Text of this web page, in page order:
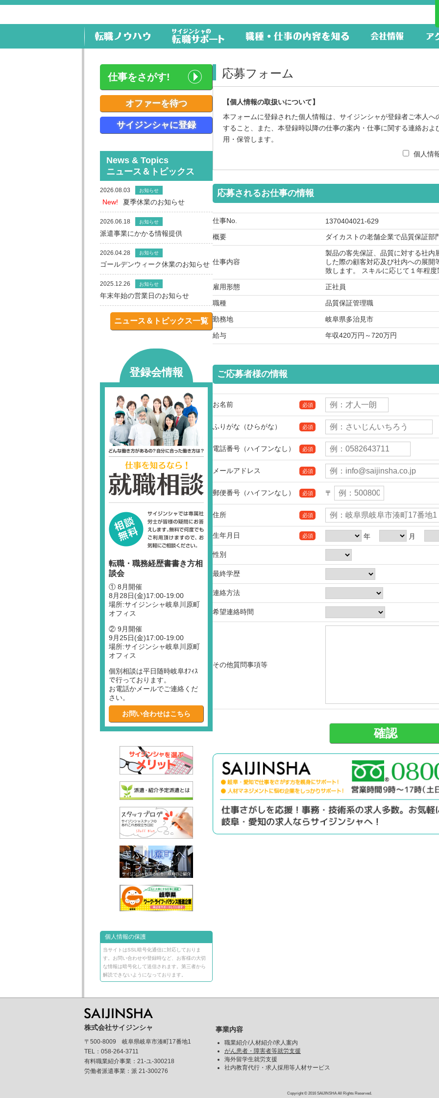
応募フォーム
【個人情報の取扱いについて】
本フォームに登録された個人情報は、サイジンシャが登録者ご本人
すること、また、本登録時以降の仕事の案内・仕事に関する連絡お
用・保管します。
個人情
応募されるお仕事の情報
仕事No.
1370404021-629
概要
ダイカストの老舗企業で品質保証部
仕事内容
製品の客先保証、品質に対する社内
した際の顧客対応及び社内への展
致します。 スキルに応じて１年程
雇用形態 正社員
職種 品質保証管理職
勤務地 岐阜県多治見市
給与 年収420万円～720万円
ご応募者様の情報
お名前 必須
ふりがな（ひらがな） 必須
電話番号（ハイフンなし） 必須
メールアドレス 必須
郵便番号（ハイフンなし） 必須 〒
住所 必須
生年月日 必須 年 月
性別
最終学歴
連絡方法
希望連絡時間
その他質問事項等
仕事をさがす!
オファーを待つ
サイジンシャに登録
News & Topics
ニュース＆トピックス
2026.08.03 お知らせ
New! 夏季休業のお知らせ
2026.06.18 お知らせ
派遣事業にかかる情報提供
2026.04.28 お知らせ
ゴールデンウィーク休業のお知らせ
2025.12.26 お知らせ
年末年始の営業日のお知らせ
ニュース＆トピックス一覧
登録会情報
転職・職務経歴書書き方相
談会
① 8月開催
8月28日(金)17:00-19:00
場所:サイジンシャ岐阜川原町
オフィス
② 9月開催
9月25日(金)17:00-19:00
場所:サイジンシャ岐阜川原町
オフィス
個別相談は平日随時岐阜ｵﾌｨｽ
で行っております。
お電話かメールでご連絡くだ
さい。
お問い合わせはこちら
個人情報の保護
当サイトはSSL暗号化通信に対応しておりま
す。お問い合わせや登録時など、お客様の大切
な情報は暗号化して送信されます。第三者から
解読できないようになっております。
株式会社サイジンシャ
〒500-8009 岐阜県岐阜市湊町17番地1
TEL：058-264-3711
有料職業紹介事業：21-ユ-300218
労働者派遣事業：派 21-300276
事業内容
職業紹介/人材紹介/求人案内
がん患者・障害者等就労支援
海外留学生就労支援
社内教育代行・求人採用等人材サービス
Copyright © 2016 SAIJINSHA All Rights Reserved.